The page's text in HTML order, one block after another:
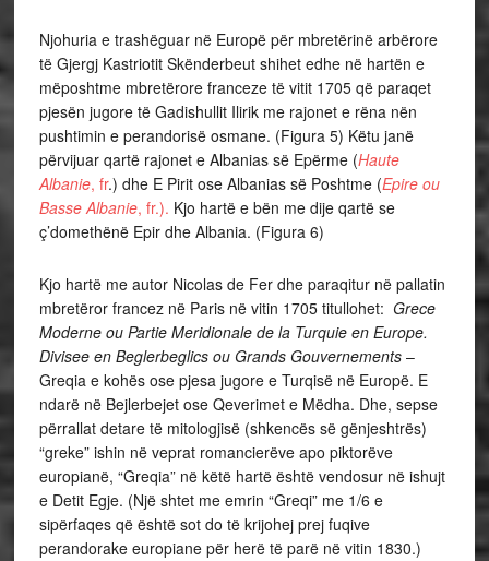
Njohuria e trashëguar në Europë për mbretërinë arbërore
të Gjergj Kastriotit Skënderbeut shihet edhe në hartën e
mëposhtme mbretërore franceze të vitit 1705 që paraqet
pjesën jugore të Gadishullit Ilirik me rajonet e rëna nën
pushtimin e perandorisë osmane. (Figura 5) Këtu janë
përvijuar qartë rajonet e Albanias së Epërme (Haute
Albanie, fr.) dhe E Pirit ose Albanias së Poshtme (Epire ou
Basse Albanie, fr.). Kjo hartë e bën me dije qartë se
ç’domethënë Epir dhe Albania. (Figura 6)
Kjo hartë me autor Nicolas de Fer dhe paraqitur në pallatin
mbretëror francez në Paris në vitin 1705 titullohet: Grece
Moderne ou Partie Meridionale de la Turquie en Europe.
Divisee en Beglerbeglics ou Grands Gouvernements–
Greqia e kohës ose pjesa jugore e Turqisë në Europë. E
ndarë në Bejlerbejet ose Qeverimet e Mëdha. Dhe, sepse
përrallat detare të mitologjisë (shkencës së gënjeshtrës)
“greke” ishin në veprat romancierëve apo piktorëve
europianë, “Greqia” në këtë hartë është vendosur në ishujt
e Detit Egje. (Një shtet me emrin “Greqi” me 1/6 e
sipërfaqes që është sot do të krijohej prej fuqive
perandorake europiane për herë të parë në vitin 1830.)